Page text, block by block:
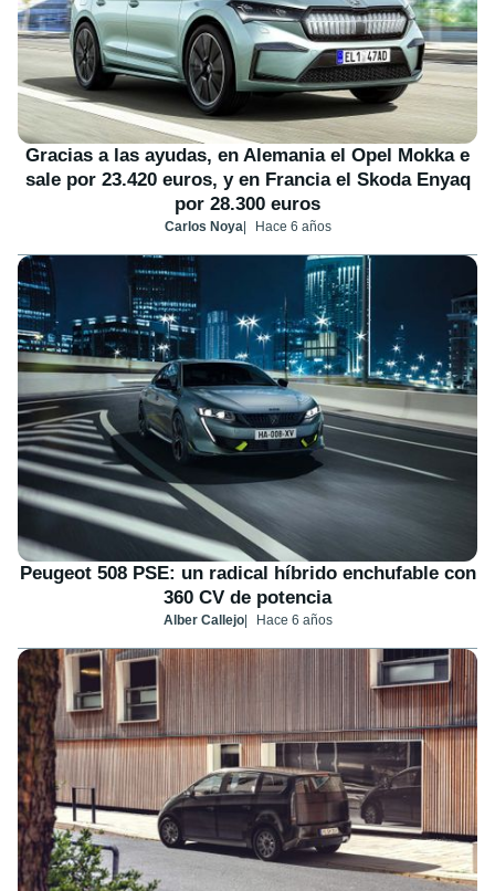
Gracias a las ayudas, en Alemania el Opel Mokka e
sale por 23.420 euros, y en Francia el Skoda Enyaq
por 28.300 euros
Carlos Noya Hace 6 años
Peugeot 508 PSE: un radical híbrido enchufable con
360 CV de potencia
Alber Callejo Hace 6 años